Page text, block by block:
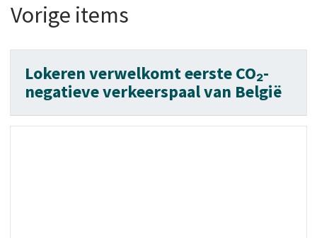
Vorige items
Lokeren verwelkomt eerste CO₂-
negatieve verkeerspaal van België